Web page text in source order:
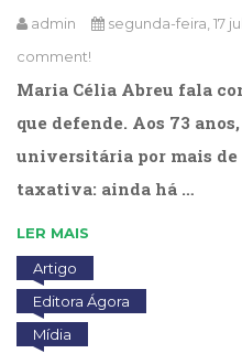
Educação
(278)
Especial
(39)
Fisioterapia
Fonoaudiologia
Gestalt-
terapia
(93)
Jornalismo
(57)
admin segunda-feira, 17
comment!
Maria Célia Abreu fala
que defende. Aos 73
universitária por mais de
taxativa: ainda há …
LER MAIS
Artigo
Editora Ágora
Mídia